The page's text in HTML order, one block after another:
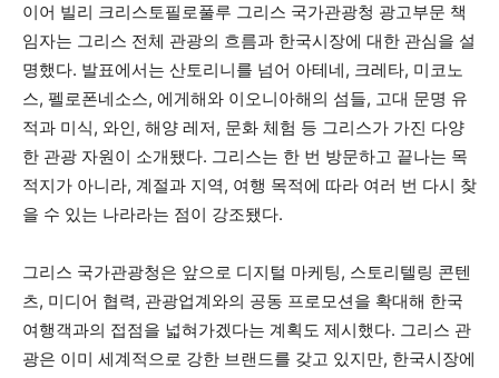
이어 빌리 크리스토필로풀루 그리스 국가관광청 광고부문 책
임자는 그리스 전체 관광의 흐름과 한국시장에 대한 관심을 설
명했다. 발표에서는 산토리니를 넘어 아테네, 크레타, 미코노
스, 펠로폰네소스, 에게해와 이오니아해의 섬들, 고대 문명 유
적과 미식, 와인, 해양 레저, 문화 체험 등 그리스가 가진 다양
한 관광 자원이 소개됐다. 그리스는 한 번 방문하고 끝나는 목
적지가 아니라, 계절과 지역, 여행 목적에 따라 여러 번 다시 찾
을 수 있는 나라라는 점이 강조됐다.
그리스 국가관광청은 앞으로 디지털 마케팅, 스토리텔링 콘텐
츠, 미디어 협력, 관광업계와의 공동 프로모션을 확대해 한국
여행객과의 접점을 넓혀가겠다는 계획도 제시했다. 그리스 관
광은 이미 세계적으로 강한 브랜드를 갖고 있지만, 한국시장에